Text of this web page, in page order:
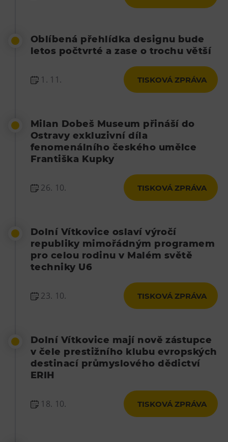
Oblíbená přehlídka designu bude
letos počtvrté a zase o trochu větší
1. 11. TISKOVÁ ZPRÁVA
Milan Dobeš Museum přináší do
Ostravy exkluzivní díla
fenomenálního českého umělce
Františka Kupky
26. 10. TISKOVÁ ZPRÁVA
Dolní Vítkovice oslaví výročí
republiky mimořádným programem
pro celou rodinu v Malém světě
techniky U6
23. 10. TISKOVÁ ZPRÁVA
Dolní Vítkovice mají nově zástupce
v čele prestižního klubu evropských
destinací průmyslového dědictví
ERIH
18. 10. TISKOVÁ ZPRÁVA